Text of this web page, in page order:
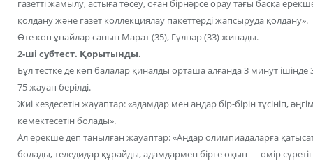
газетті жамылу, астыға төсеу, оған бірнәрсе орау тағы басқа
қолдану және газет коллекциялау пакеттерді жапсыруда қолдану».
Өте көп ұпайлар санын Марат (35), Гүлнәр (33) жинады.
2-ші субтест. Қорытынды.
Бұл тестке де көп балалар қиналды орташа алғанда 3 минут ішінде
75 жауап берілді.
Жиі кездесетін жауаптар: «адамдар мен аңдар бір-бірін түсініп,
көмектесетін болады».
Ал ерекше деп танылған жауаптар: «Аңдар олимпиадаларға
болады, теледидар құрайды, адамдармен бірге оқып — өмір